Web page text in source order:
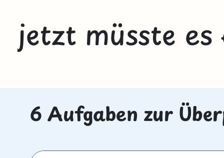
jetzt müsste
6 Aufgaben zur